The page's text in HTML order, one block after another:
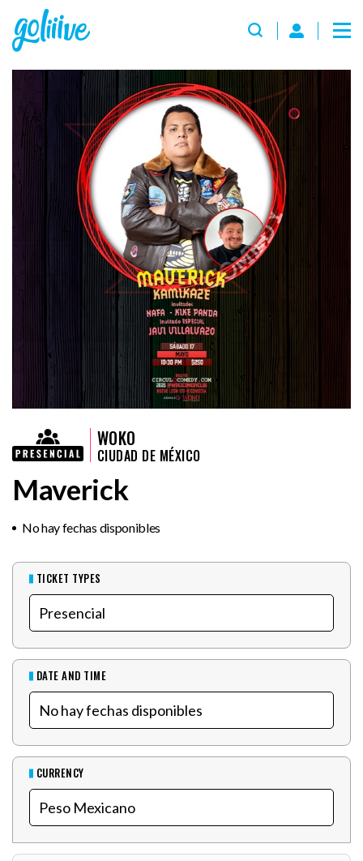
WOKO
CIUDAD DE MÉXICO
Maverick
No hay fechas disponibles
TICKET TYPES
DATE AND TIME
CURRENCY